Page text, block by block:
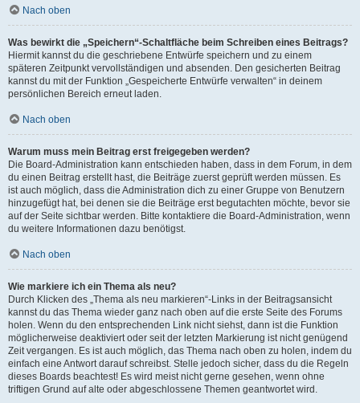
Nach oben
Was bewirkt die „Speichern“-Schaltfläche beim Schreiben eines Beitrags?
Hiermit kannst du die geschriebene Entwürfe speichern und zu einem
späteren Zeitpunkt vervollständigen und absenden. Den gesicherten Beitrag
kannst du mit der Funktion „Gespeicherte Entwürfe verwalten“ in deinem
persönlichen Bereich erneut laden.
Nach oben
Warum muss mein Beitrag erst freigegeben werden?
Die Board-Administration kann entschieden haben, dass in dem Forum, in dem
du einen Beitrag erstellt hast, die Beiträge zuerst geprüft werden müssen. Es
ist auch möglich, dass die Administration dich zu einer Gruppe von Benutzern
hinzugefügt hat, bei denen sie die Beiträge erst begutachten möchte, bevor sie
auf der Seite sichtbar werden. Bitte kontaktiere die Board-Administration, wenn
du weitere Informationen dazu benötigst.
Nach oben
Wie markiere ich ein Thema als neu?
Durch Klicken des „Thema als neu markieren“-Links in der Beitragsansicht
kannst du das Thema wieder ganz nach oben auf die erste Seite des Forums
holen. Wenn du den entsprechenden Link nicht siehst, dann ist die Funktion
möglicherweise deaktiviert oder seit der letzten Markierung ist nicht genügend
Zeit vergangen. Es ist auch möglich, das Thema nach oben zu holen, indem du
einfach eine Antwort darauf schreibst. Stelle jedoch sicher, dass du die Regeln
dieses Boards beachtest! Es wird meist nicht gerne gesehen, wenn ohne
triftigen Grund auf alte oder abgeschlossene Themen geantwortet wird.